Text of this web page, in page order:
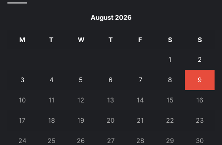
August 2026
M T W T F S S
1 2
3 4 5 6 7 8 9
10 11 12 13 14 15 16
17 18 19 20 21 22 23
24 25 26 27 28 29 30